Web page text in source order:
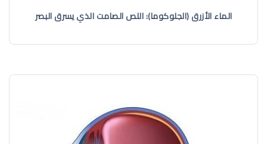
الماء الأزرق (الجلوكوما): اللص الصامت الذي يسرق البصر